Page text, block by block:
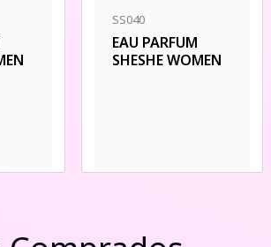
SS040
EAU PARFUM
SHESHE WOMEN